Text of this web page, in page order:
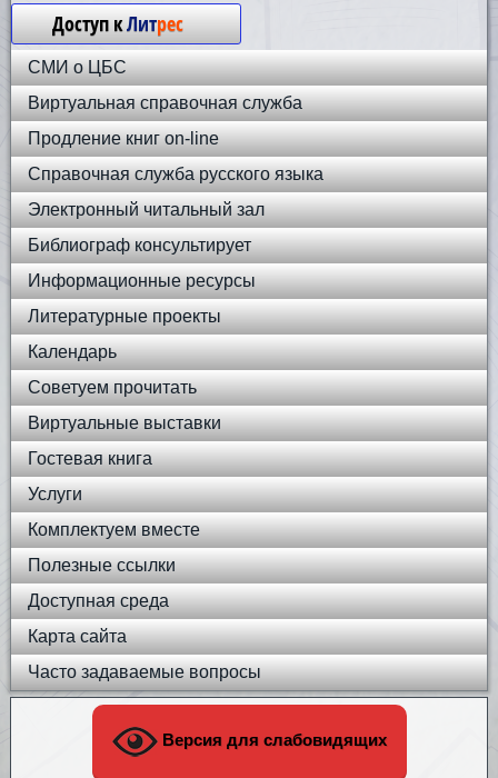
Доступ кЛитрес
СМИ о ЦБС
Виртуальная справочная служба
Продление книг on-line
Справочная служба русского языка
Электронный читальный зал
Библиограф консультирует
Информационные ресурсы
Литературные проекты
Календарь
Советуем прочитать
Виртуальные выставки
Гостевая книга
Услуги
Комплектуем вместе
Полезные ссылки
Доступная среда
Карта сайта
Часто задаваемые вопросы
Версия для слабовидящих